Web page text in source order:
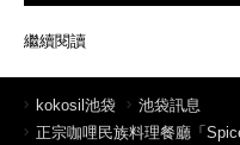
繼續閱讀
kokosil池袋
池袋訊息
正宗咖哩民族料理餐廳「